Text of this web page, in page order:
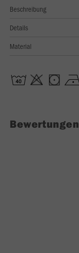
Beschreibung
Details
Material
Bewertungen